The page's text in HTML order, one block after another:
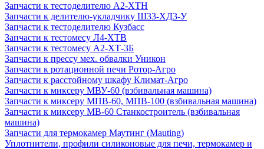
Запчасти к тестоделителю А2-ХТН
Запчасти к делителю-укладчику Ш33-ХД3-У
Запчасти к тестоделителю Кузбасс
Запчасти к тестомесу Л4-ХТВ
Запчасти к тестомесу А2-ХТ-3Б
Запчасти к прессу мех. обвалки Уникон
Запчасти к ротационной печи Ротор-Агро
Запчасти к расстойному шкафу Климат-Агро
Запчасти к миксеру МВУ-60 (взбивальная машина)
Запчасти к миксеру МПВ-60, МПВ-100 (взбивальная машина)
Запчасти к миксеру МВ-60 Станкостроитель (взбивальная
машина)
Запчасти для термокамер Маутинг (Mauting)
Уплотнители, профили силиконовые для печи, термокамер и